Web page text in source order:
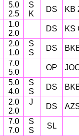
5.0
2.5
S
K
DS KB
1.0
2.0
DS KS
2.0
1.0
S
S
DS
7.0
5.0
OP
5.0
4.0
S
S
DS
2.0
2.0
J
DS
7.0
7.0
S
S
SL